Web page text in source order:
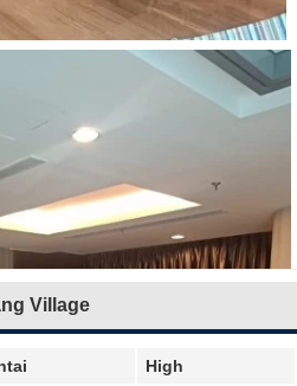
Village
High